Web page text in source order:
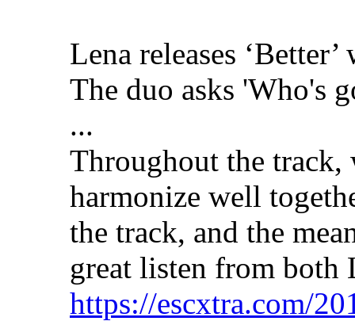
Lena releases
The duo asks 'Who's
...
Throughout the track,
harmonize well
the track, and the
great listen from both
https://escxtra.com/